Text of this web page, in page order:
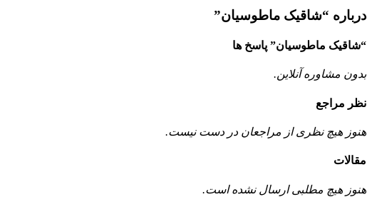
درباره “شاقیک ماطوسیان”
“شاقیک ماطوسیان” پاسخ ها
بدون مشاوره آنلاین.
نظر مراجع
هنوز هیچ نظری از مراجعان در دست نیست.
مقالات
هنوز هیچ مطلبی ارسال نشده است.